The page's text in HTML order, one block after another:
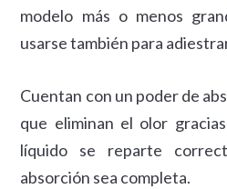
modelo más o menos
usarse también para
Cuentan con un poder de
que eliminan el olor
líquido se reparte
absorción sea completa.